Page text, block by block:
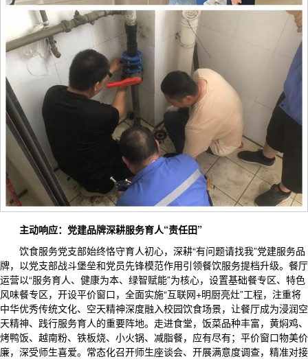
主动响应：党建品牌深耕服务育人“责任田”
饮食服务党支部始终恪守育人初心，深耕“有问题请找我”党建服务品
牌，以党支部战斗堡垒和党员先锋模范作用引领餐饮服务提档升级。餐厅
运营以“服务育人、健康为本、绿智赋能”为核心，设置基础餐专区、特色
风味餐专区，开设平价窗口，全面实施“互联网+明厨亮灶”工程，注重将
中华优秀传统文化、空天精神深度融入校园饮食场景，让餐厅成为浸润空
天精神、践行服务育人的重要阵地。走进食堂，饭菜品种丰富，黄焖鸡、
烤鸭饭、越南粉、铁板烧、小火锅、减脂餐，应有尽有；平价窗口物美价
廉，深受师生喜爱。常态化召开师生座谈会、开展满意度调查，精准对接